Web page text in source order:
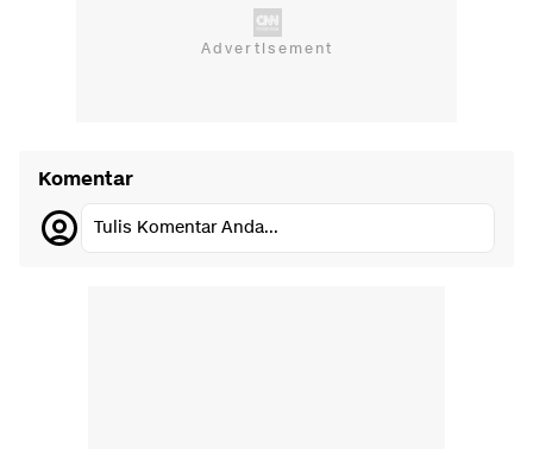
Komentar
Tulis Komentar Anda...